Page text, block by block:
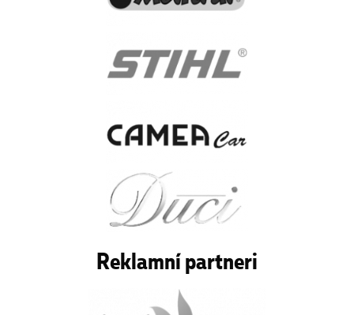
Reklamní partneri